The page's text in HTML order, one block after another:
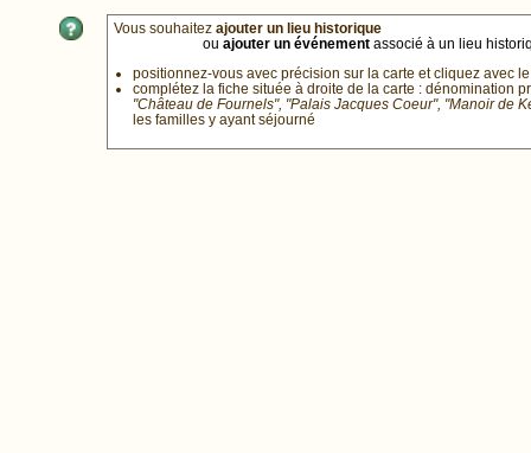
Vous souhaitez ajouter un lieu historique
ou ajouter un événement associé à un lieu
positionnez-vous avec précision sur la carte et cliquez avec
complétez la fiche située à droite de la carte : dénomination
"Château de Fournels", "Palais Jacques Coeur", "Manoir de
les familles y ayant séjourné